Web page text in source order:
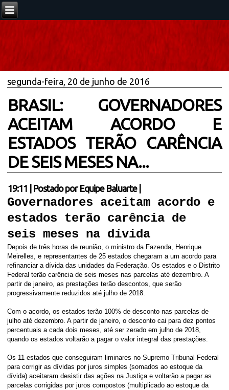
segunda-feira, 20 de junho de 2016
BRASIL: GOVERNADORES
ACEITAM ACORDO E
ESTADOS TERÃO CARÊNCIA
DE SEIS MESES NA...
19:11 Postado por Equipe Baluarte
Governadores aceitam acordo e
estados terão carência de
seis meses na dívida
Depois de três horas de reunião, o ministro da Fazenda, Henrique
Meirelles, e representantes de 25 estados chegaram a um acordo para
refinanciar a dívida das unidades da Federação. Os estados e o Distrito
Federal terão carência de seis meses nas parcelas até dezembro. A
partir de janeiro, as prestações terão descontos, que serão
progressivamente reduzidos até julho de 2018.
Com o acordo, os estados terão 100% de desconto nas parcelas de
julho até dezembro. A partir de janeiro, o desconto cai para dez pontos
percentuais a cada dois meses, até ser zerado em julho de 2018,
quando os estados voltarão a pagar o valor integral das prestações.
Os 11 estados que conseguiram liminares no Supremo Tribunal Federal
para corrigir as dívidas por juros simples (somados ao estoque da
dívida) aceitaram desistir das ações na Justiça e voltarão a pagar as
parcelas corrigidas por juros compostos (multiplicado ao estoque da